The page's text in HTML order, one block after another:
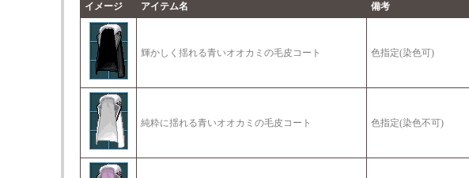
イメージ
アイテム名 備考
輝かしく揺れる青いオオカミの毛皮コート 色指定(染色可)
純粋に揺れる青いオオカミの毛皮コート 色指定(染色不可)